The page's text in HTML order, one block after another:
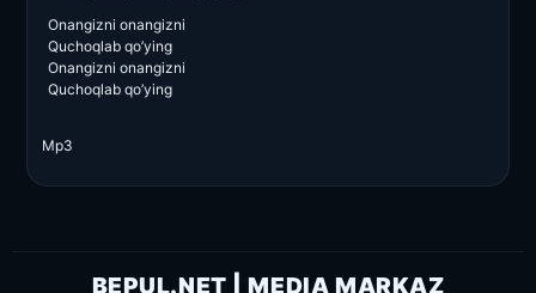
Onangizni onangizni
Quchoqlab qo’ying
Onangizni onangizni
Quchoqlab qo’ying
Mp3
BEPUL.NET | MEDIA MARKAZ